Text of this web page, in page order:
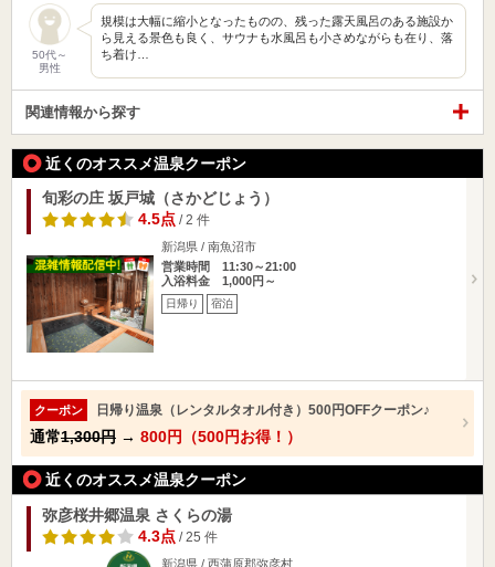
50代～
男性
規模は大幅に縮小となったものの、残った露天風呂のある施設か
ら見える景色も良く、サウナも水風呂も小さめながらも在り、落
ち着け…
関連情報から探す
近くのオススメ温泉クーポン
旬彩の庄 坂戸城（さかどじょう）
4.5点/ 2 件
新潟県 / 南魚沼市
営業時間 11:30～21:00
入浴料金 1,000円～
日帰り 宿泊
クーポン 日帰り温泉（レンタルタオル付き）500円OFFクーポン♪
通常1,300円 → 800円（500円お得！）
近くのオススメ温泉クーポン
弥彦桜井郷温泉 さくらの湯
4.3点/ 25 件
新潟県 / 西蒲原郡弥彦村